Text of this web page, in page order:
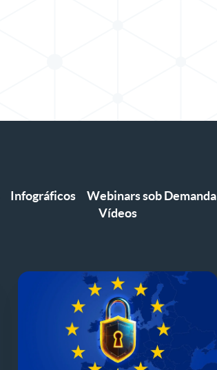
Infográficos Webinars sob Demanda
Vídeos